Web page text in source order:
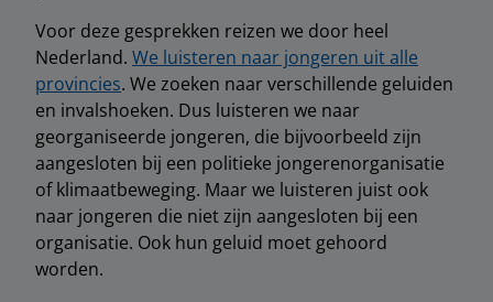
Voor deze gesprekken reizen we door heel
Nederland. We luisteren naar jongeren uit alle
provincies. We zoeken naar verschillende geluiden
en invalshoeken. Dus luisteren we naar
georganiseerde jongeren, die bijvoorbeeld zijn
aangesloten bij een politieke jongerenorganisatie
of klimaatbeweging. Maar we luisteren juist ook
naar jongeren die niet zijn aangesloten bij een
organisatie. Ook hun geluid moet gehoord
worden.